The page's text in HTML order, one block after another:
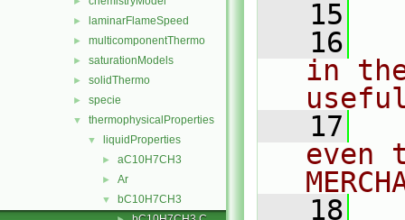
► laminarFlameSpeed
► multicomponentThermo
► saturationModels
► solidThermo
► specie
▼ thermophysicalProperties
▼ liquidProperties
► aC10H7CH3
► Ar
▼ bC10H7CH3
   15
   16
in
   17
even
   18